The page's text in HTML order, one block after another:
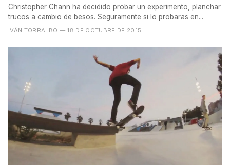
Christopher Chann ha decidido probar un experimento, planchar
trucos a cambio de besos. Seguramente si lo probaras en...
IVÁN TORRALBO — 18 DE OCTUBRE DE 2015